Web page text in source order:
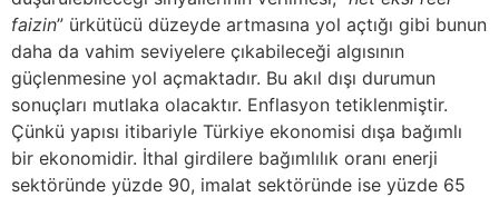
faizin” ürkütücü düzeyde artmasına yol açtığı gibi bunun
daha da vahim seviyelere çıkabileceği algısının
güçlenmesine yol açmaktadır. Bu akıl dışı durumun
sonuçları mutlaka olacaktır. Enflasyon tetiklenmiştir.
Çünkü yapısı itibariyle Türkiye ekonomisi dışa bağımlı
bir ekonomidir. İthal girdilere bağımlılık oranı enerji
sektöründe yüzde 90, imalat sektöründe ise yüzde 65